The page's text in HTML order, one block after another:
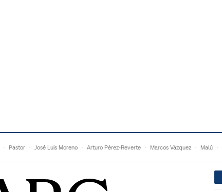
Pastor José Luis Moreno Arturo Pérez-Reverte Marcos Vázquez Malú